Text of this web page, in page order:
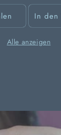
In den
Alle anzeigen